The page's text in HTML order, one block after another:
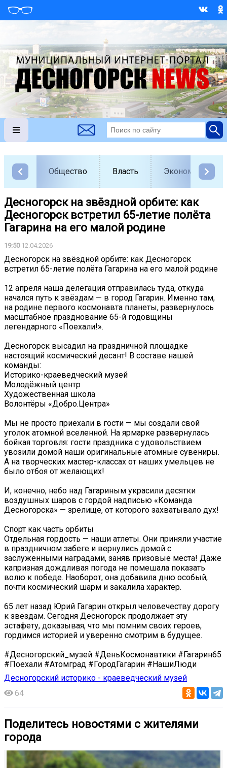
Общество Власть Экономика
Десногорск на звёздной орбите: как
Десногорск встретил 65-летие полёта
Гагарина на его малой родине
19:5012.04.2026
Десногорск на звёздной орбите: как Десногорск
встретил 65-летие полёта Гагарина на его малой родине
12 апреля наша делегация отправилась туда, откуда
начался путь к звёздам — в город Гагарин. Именно там,
на родине первого космонавта планеты, развернулось
масштабное празднование 65-й годовщины
легендарного «Поехали!».
Десногорск высадил на праздничной площадке
настоящий космический десант! В составе нашей
команды:
Историко-краеведческий музей
Молодёжный центр
Художественная школа
Волонтёры «Добро.Центра»
Мы не просто приехали в гости — мы создали свой
уголок атомной вселенной. На ярмарке развернулась
бойкая торговля: гости праздника с удовольствием
увозили домой наши оригинальные атомные сувениры.
А на творческих мастер-классах от наших умельцев не
было отбоя от желающих!
И, конечно, небо над Гагариным украсили десятки
воздушных шаров с гордой надписью «Команда
Десногорска» — зрелище, от которого захватывало дух!
Спорт как часть орбиты
Отдельная гордость — наши атлеты. Они приняли участие
в праздничном забеге и вернулись домой с
заслуженными наградами, заняв призовые места! Даже
капризная дождливая погода не помешала показать
волю к победе. Наоборот, она добавила дню особый,
почти космический шарм и закалила характер.
65 лет назад Юрий Гагарин открыл человечеству дорогу
к звёздам. Сегодня Десногорск продолжает эту
эстафету, доказывая, что мы помним своих героев,
гордимся историей и уверенно смотрим в будущее.
#Десногорский_музей #ДеньКосмонавтики #Гагарин65
#Поехали #Атомград #ГородГагарин #НашиЛюди
Десногорский историко - краеведческий музей
64
Поделитесь новостями с жителями
города